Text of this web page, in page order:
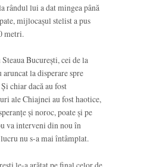
rândul lui a dat mingea până
mijlocașul stelist a pus
metri.
București, cei de la
la disperare spre
chiar dacă au fost
ale Chiajnei au fost haotice,
și noroc, poate și pe
va interveni din nou în
nu s-a mai întâmplat.
le-a arătat pe final celor de